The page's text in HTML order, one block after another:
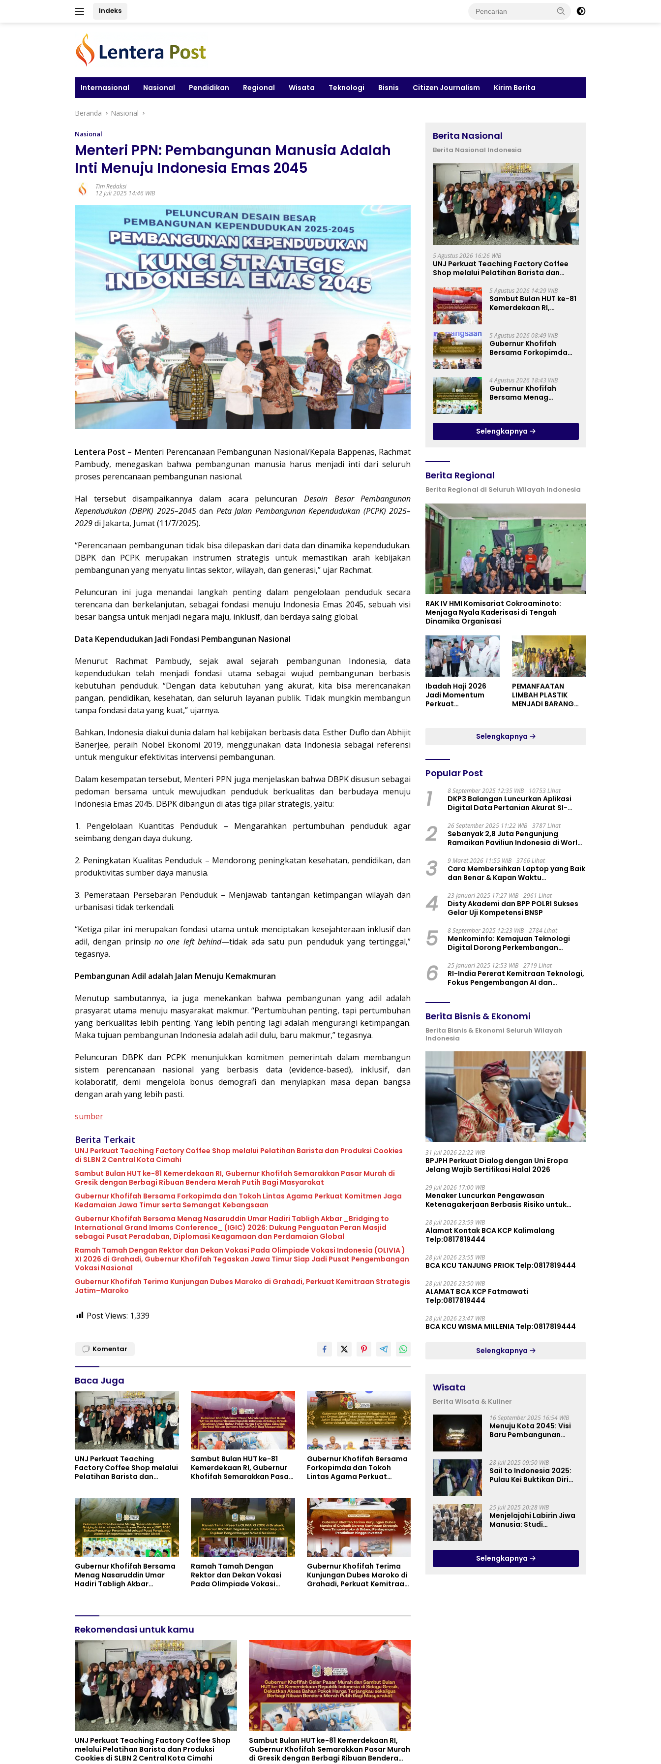
Indeks
Internasional Nasional Pendidikan Regional Wisata Teknologi Bisnis Citizen Journalism Kirim Berita
Beranda Nasional
Nasional
Menteri PPN: Pembangunan Manusia Adalah
Inti Menuju Indonesia Emas 2045
Tim Redaksi
12 Juli 2025 14:46 WIB
Lentera Post – Menteri Perencanaan Pembangunan Nasional/Kepala Bappenas, Rachmat
Pambudy, menegaskan bahwa pembangunan manusia harus menjadi inti dari seluruh
proses perencanaan pembangunan nasional.
Hal tersebut disampaikannya dalam acara peluncuran Desain Besar Pembangunan
Kependudukan (DBPK) 2025–2045dan Peta Jalan Pembangunan Kependudukan (PCPK) 2025–
2029di Jakarta, Jumat (11/7/2025).
“Perencanaan pembangunan tidak bisa dilepaskan dari data dan dinamika kependudukan.
DBPK dan PCPK merupakan instrumen strategis untuk memastikan arah kebijakan
pembangunan yang menyatu lintas sektor, wilayah, dan generasi,” ujar Rachmat.
Peluncuran ini juga menandai langkah penting dalam pengelolaan penduduk secara
terencana dan berkelanjutan, sebagai fondasi menuju Indonesia Emas 2045, sebuah visi
besar bangsa untuk menjadi negara maju, inklusif, dan berdaya saing global.
Data Kependudukan Jadi Fondasi Pembangunan Nasional
Menurut Rachmat Pambudy, sejak awal sejarah pembangunan Indonesia, data
kependudukan telah menjadi fondasi utama sebagai wujud pembangunan berbasis
kebutuhan penduduk. “Dengan data kebutuhan yang akurat, kita bisa merencanakan
pangan, pendidikan, kesehatan, dan seluruh layanan publik. Tidak mungkin membangun
tanpa fondasi data yang kuat,” ujarnya.
Bahkan, Indonesia diakui dunia dalam hal kebijakan berbasis data. Esther Duflo dan Abhijit
Banerjee, peraih Nobel Ekonomi 2019, menggunakan data Indonesia sebagai referensi
untuk mengukur efektivitas intervensi pembangunan.
Dalam kesempatan tersebut, Menteri PPN juga menjelaskan bahwa DBPK disusun sebagai
pedoman bersama untuk mewujudkan penduduk berkualitas dan berbudaya menuju
Indonesia Emas 2045. DBPK dibangun di atas tiga pilar strategis, yaitu:
1. Pengelolaan Kuantitas Penduduk – Mengarahkan pertumbuhan penduduk agar
seimbang dengan daya dukung.
2. Peningkatan Kualitas Penduduk – Mendorong peningkatan kesehatan, pendidikan, dan
produktivitas sumber daya manusia.
3. Pemerataan Persebaran Penduduk – Menjawab tantangan ketimpangan wilayah dan
urbanisasi tidak terkendali.
“Ketiga pilar ini merupakan fondasi utama untuk menciptakan kesejahteraan inklusif dan
adil, dengan prinsipno one left behind—tidak ada satu pun penduduk yang tertinggal,”
tegasnya.
Pembangunan Adil adalah Jalan Menuju Kemakmuran
Menutup sambutannya, ia juga menekankan bahwa pembangunan yang adil adalah
prasyarat utama menuju masyarakat makmur. “Pertumbuhan penting, tapi pertumbuhan
yang berkualitas lebih penting. Yang lebih penting lagi adalah mengurangi ketimpangan.
Maka tujuan pembangunan Indonesia adalah adil dulu, baru makmur,” tegasnya.
Peluncuran DBPK dan PCPK menunjukkan komitmen pemerintah dalam membangun
sistem perencanaan nasional yang berbasis data (evidence-based), inklusif, dan
kolaboratif, demi mengelola bonus demografi dan menyiapkan masa depan bangsa
dengan arah yang lebih pasti.
sumber
Berita Terkait
UNJ Perkuat Teaching Factory Coffee Shop melalui Pelatihan Barista dan Produksi Cookies
di SLBN 2 Central Kota Cimahi
Sambut Bulan HUT ke-81 Kemerdekaan RI, Gubernur Khofifah Semarakkan Pasar Murah di
Gresik dengan Berbagi Ribuan Bendera Merah Putih Bagi Masyarakat
Gubernur Khofifah Bersama Forkopimda dan Tokoh Lintas Agama Perkuat Komitmen Jaga
Kedamaian Jawa Timur serta Semangat Kebangsaan
Gubernur Khofifah Bersama Menag Nasaruddin Umar Hadiri Tabligh Akbar _Bridging to
International Grand Imams Conference_ (IGIC) 2026: Dukung Penguatan Peran Masjid
sebagai Pusat Peradaban, Diplomasi Keagamaan dan Perdamaian Global
Ramah Tamah Dengan Rektor dan Dekan Vokasi Pada Olimpiade Vokasi Indonesia (OLIVIA )
XI 2026 di Grahadi, Gubernur Khofifah Tegaskan Jawa Timur Siap Jadi Pusat Pengembangan
Vokasi Nasional
Gubernur Khofifah Terima Kunjungan Dubes Maroko di Grahadi, Perkuat Kemitraan Strategis
Jatim–Maroko
Post Views: 1,339
Komentar
Baca Juga
UNJ Perkuat Teaching
Factory Coffee Shop melalui
Pelatihan Barista dan
Sambut Bulan HUT ke-81
Kemerdekaan RI, Gubernur
Khofifah Semarakkan Pasar
Merah Putih Bagi
Masyarakat
Gubernur Khofifah Bersama
Forkopimda dan Tokoh
Lintas Agama Perkuat
Kebangsaan
Gubernur Khofifah Bersama
Menag Nasaruddin Umar
Hadiri Tabligh Akbar
Penguatan Peran Masjid
sebagai Pusat Peradaban,
Perdamaian Global
Ramah Tamah Dengan
Rektor dan Dekan Vokasi
Pada Olimpiade Vokasi
Timur Siap Jadi Pusat
Pengembangan Vokasi
Gubernur Khofifah Terima
Kunjungan Dubes Maroko di
Grahadi, Perkuat Kemitraan
Rekomendasi untuk kamu
UNJ Perkuat Teaching Factory Coffee Shop
melalui Pelatihan Barista dan Produksi
Cookies di SLBN 2 Central Kota Cimahi
Sambut Bulan HUT ke-81 Kemerdekaan RI,
Gubernur Khofifah Semarakkan Pasar Murah
di Gresik dengan Berbagi Ribuan Bendera
Berita Nasional
Berita Nasional Indonesia
5 Agustus 2026 16:26 WIB
UNJ Perkuat Teaching Factory Coffee
Shop melalui Pelatihan Barista dan
Cimahi
5 Agustus 2026 14:29 WIB
Sambut Bulan HUT ke-81
Kemerdekaan RI,
Murah di Gresik dengan
Berbagi Ribuan Bendera
Merah Putih Bagi
5 Agustus 2026 08:49 WIB
Gubernur Khofifah
Bersama Forkopimda
Komitmen Jaga
Kedamaian Jawa Timur
serta Semangat
4 Agustus 2026 18:43 WIB
Gubernur Khofifah
Bersama Menag
to International Grand
Imams Conference_
(IGIC) 2026: Dukung
Keagamaan dan
Perdamaian Global
Selengkapnya
Berita Regional
Berita Regional di Seluruh Wilayah Indonesia
RAK IV HMI Komisariat Cokroaminoto:
Menjaga Nyala Kaderisasi di Tengah
Dinamika Organisasi
Ibadah Haji 2026
Jadi Momentum
Perkuat
PEMANFAATAN
LIMBAH PLASTIK
MENJADI BARANG
RESIDENCE
Selengkapnya
Popular Post
1 8 September 2025 12:35 WIB 10753 Lihat
DKP3 Balangan Luncurkan Aplikasi
Digital Data Pertanian Akurat SI-
2 26 September 2025 11:22 WIB 3787 Lihat
Sebanyak 2,8 Juta Pengunjung
Ramaikan Paviliun Indonesia di World
3 9 Maret 2026 11:55 WIB 3766 Lihat
Cara Membersihkan Laptop yang Baik
dan Benar & Kapan Waktu
4 23 Januari 2025 17:27 WIB 2961 Lihat
Disty Akademi dan BPP POLRI Sukses
Gelar Uji Kompetensi BNSP
5 8 September 2025 12:23 WIB 2784 Lihat
Menkominfo: Kemajuan Teknologi
Digital Dorong Perkembangan
6 25 Januari 2025 12:53 WIB 2719 Lihat
RI-India Pererat Kemitraan Teknologi,
Fokus Pengembangan AI dan
Berita Bisnis & Ekonomi
Berita Bisnis & Ekonomi Seluruh Wilayah
Indonesia
31 Juli 2026 22:22 WIB
BPJPH Perkuat Dialog dengan Uni Eropa
Jelang Wajib Sertifikasi Halal 2026
29 Juli 2026 17:00 WIB
Menaker Luncurkan Pengawasan
Ketenagakerjaan Berbasis Risiko untuk
28 Juli 2026 23:59 WIB
Alamat Kontak BCA KCP Kalimalang
Telp:0817819444
28 Juli 2026 23:55 WIB
BCA KCU TANJUNG PRIOK Telp:0817819444
28 Juli 2026 23:50 WIB
ALAMAT BCA KCP Fatmawati
Telp:0817819444
28 Juli 2026 23:47 WIB
BCA KCU WISMA MILLENIA Telp:0817819444
Selengkapnya
Wisata
Berita Wisata & Kuliner
16 September 2025 16:54 WIB
Menuju Kota 2045: Visi
Baru Pembangunan
28 Juli 2025 09:50 WIB
Sail to Indonesia 2025:
Pulau Kei Buktikan Diri
25 Juli 2025 20:28 WIB
Menjelajahi Labirin Jiwa
Manusia: Studi
Pandanaran di RSJ
Grhasia
Selengkapnya